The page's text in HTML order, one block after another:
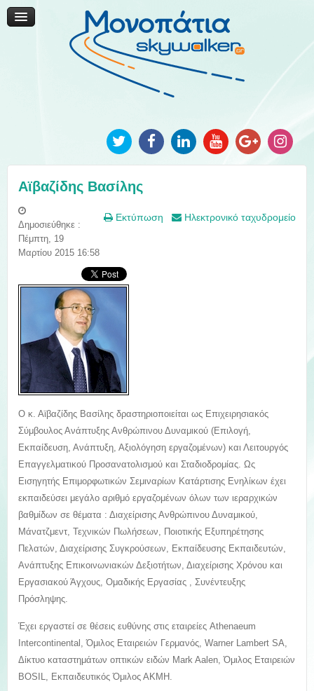
Μονοπάτια Καινοτομίας
Μονοπάτια Τοπικής Ανάπτυξης
Ανακοινώσεις
Φωτογραφίες
Αϊβαζίδης Βασίλης
Εκτύπωση Ηλεκτρονικό ταχυδρομείο
Δημοσιεύθηκε :
Πέμπτη, 19
Μαρτίου 2015 16:58
Ο κ. Αϊβαζίδης Βασίλης δραστηριοποιείται ως Επιχειρησιακός
Σύμβουλος Ανάπτυξης Ανθρώπινου Δυναμικού (Επιλογή,
Εκπαίδευση, Ανάπτυξη, Αξιολόγηση εργαζομένων) και Λειτουργός
Επαγγελματικού Προσανατολισμού και Σταδιοδρομίας. Ως
Εισηγητής Επιμορφωτικών Σεμιναρίων Κατάρτισης Ενηλίκων έχει
εκπαιδεύσει μεγάλο αριθμό εργαζομένων όλων των ιεραρχικών
βαθμίδων σε θέματα : Διαχείρισης Ανθρώπινου Δυναμικού,
Mάνατζμεντ, Τεχνικών Πωλήσεων, Ποιοτικής Εξυπηρέτησης
Πελατών, Διαχείρισης Συγκρούσεων, Εκπαίδευσης Εκπαιδευτών,
Ανάπτυξης Επικοινωνιακών Δεξιοτήτων, Διαχείρισης Χρόνου και
Εργασιακού Άγχους, Ομαδικής Εργασίας , Συνέντευξης
Πρόσληψης.
Έχει εργαστεί σε θέσεις ευθύνης στις εταιρείες Athenaeum
Intercontinental, Όμιλος Εταιρειών Γερμανός, Warner Lambert SA,
Δίκτυο καταστημάτων οπτικών ειδών Mark Aalen, Όμιλος Εταιρειών
BOSIL, Εκπαιδευτικός Όμιλος ΑΚΜΗ.